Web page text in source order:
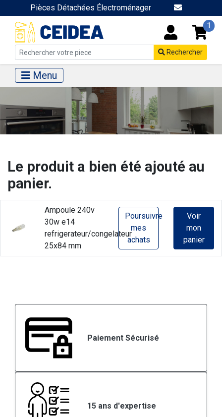
Pièces Détachées Électroménager
Rechercher
1
Menu
Le produit a bien été ajouté au
panier.
Ampoule 240v
30w e14
refrigerateur/congelateur
25x84 mm
Poursuivre
mes
achats
Voir
mon
panier
Paiement Sécurisé
15 ans d'expertise